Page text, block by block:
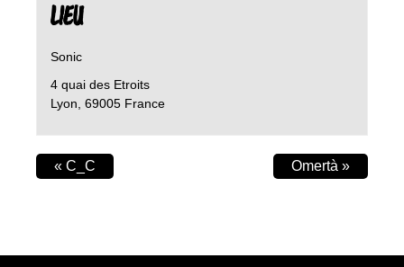
LIEU
Sonic
4 quai des Etroits
Lyon 69005 France
« C_C Omertà »